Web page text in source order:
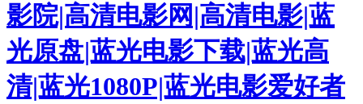
影院|高清电影网|高清电影|蓝
光原盘|蓝光电影下载|蓝光高
清|蓝光1080P|蓝光电影爱好者